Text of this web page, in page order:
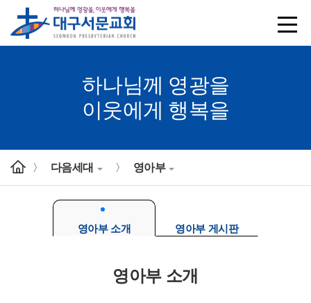
하나님께 영광을
이웃에게 행복을
> 다음세대 > 영아부
영아부 소개 영아부 게시판
영아부 소개